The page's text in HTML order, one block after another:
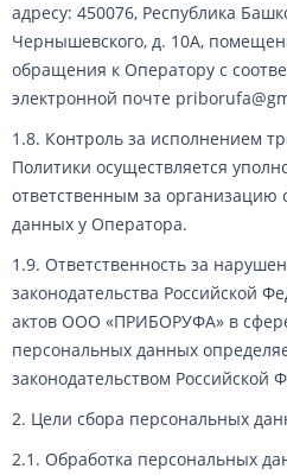
адресу: 450076, Республика
Чернышевского, д. 10А,
обращения к Оператору с
электронной почте
1.8. Контроль за исполнением
Политики осуществляется
ответственным за организацию
данных у Оператора.
1.9. Ответственность за
законодательства Российской
актов ООО «ПРИБОРУФА» в
персональных данных
законодательством Российской
2. Цели сбора персональных
2.1. Обработка персональных